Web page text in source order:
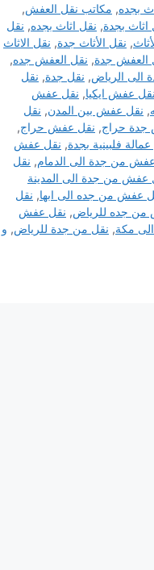
بجده, مكاتب نقل العفش,
اثاث بجدة, نقل اثاث بجده, نقل
, نقل الأثاث جدة, نقل الاثاث
العفش جدة, نقل العفش جده,
الى الرياض, نقل جدة, نقل
نقل عفش ايكيا, نقل عفش
, نقل عفش بين المدن, نقل
حراج, نقل عفش حراج,
فلبينية بجدة, نقل عفش
من جدة الى الدمام, نقل
عفش من جدة الى المدينة
عفش من جده الى ابها, نقل
جده للرياض, نقل عفش
مكة, نقل من جدة للرياض, و